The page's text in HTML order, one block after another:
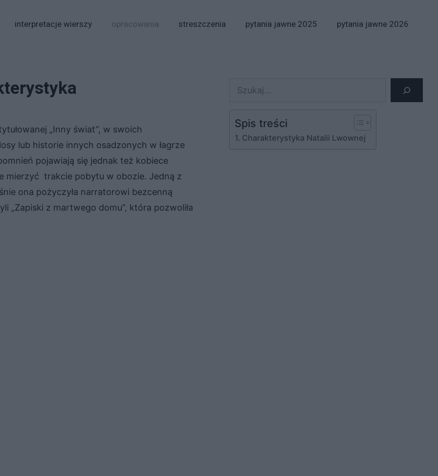
interpretacje wierszy opracowania streszczenia pytania jawne 2025 pytania jawne 2026
„Inny świat”, w swoich
lub historie innych osadzonych w łagrze
pojawiają się jednak też kobiece
mierzyć trakcie pobytu w obozie. Jedną z
ona pożyczyła narratorowi bezcenną
„Zapiski z martwego domu”, która pozwoliła
Szukaj
Spis treści
Charakterystyka Natalii Lwownej